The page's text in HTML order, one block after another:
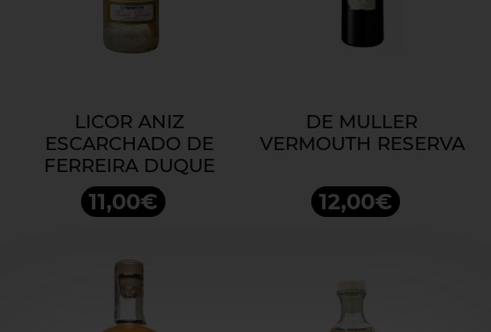
LICOR ANIZ
ESCARCHADO DE
FERREIRA DUQUE
11,00€
DE MULLER
VERMOUTH RESERVA
12,00€